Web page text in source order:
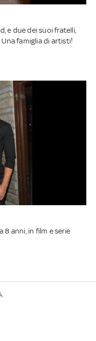
e due dei suoi fratelli,
famiglia di artisti!
8 anni, in film e serie